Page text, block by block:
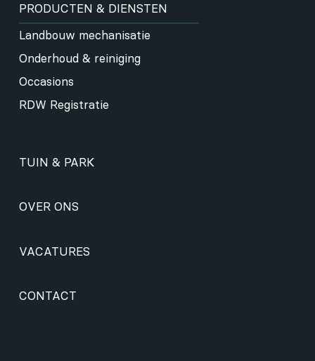
PRODUCTEN & DIENSTEN
Landbouw mechanisatie
Onderhoud & reiniging
Occasions
RDW Registratie
TUIN & PARK
OVER ONS
VACATURES
CONTACT